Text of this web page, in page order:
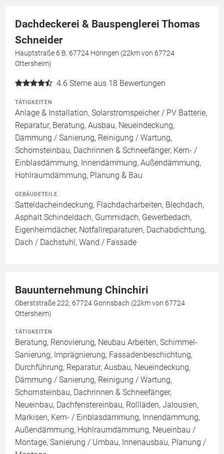
Dachdeckerei & Bauspenglerei Thomas
Schneider
Hauptstraße 6 B, 67724 Höringen (22km von 67724
Ottersheim)
4.6 Sterne aus 18 Bewertungen
TÄTIGKEITEN
Anlage & Installation, Solarstromspeicher / PV Batterie,
Reparatur, Beratung, Ausbau, Neueindeckung,
Dämmung / Sanierung, Reinigung / Wartung,
Schornsteinbau, Dachrinnen & Schneefänger, Kern- /
Einblasdämmung, Innendämmung, Außendämmung,
Hohlraumdämmung, Planung & Bau
GEBÄUDETEILE
Satteldacheindeckung, Flachdacharbeiten, Blechdach,
Asphalt Schindeldach, Gummidach, Gewerbedach,
Eigenheimdächer, Notfallreparaturen, Dachabdichtung,
Dach / Dachstuhl, Wand / Fassade
Bauunternehmung Chinchiri
Oberststraße 222, 67724 Gonnsbach (22km von 67724
Ottersheim)
TÄTIGKEITEN
Beratung, Renovierung, Neubau Arbeiten, Schimmel-
Sanierung, Imprägnierung, Fassadenbeschichtung,
Durchführung, Reparatur, Ausbau, Neueindeckung,
Dämmung / Sanierung, Reinigung / Wartung,
Schornsteinbau, Dachrinnen & Schneefänger,
Neueinbau, Dachfenstereinbau, Rollläden, Jalousien,
Markisen, Kern- / Einblasdämmung, Innendämmung,
Außendämmung, Hohlraumdämmung, Neueinbau /
Montage, Sanierung / Umbau, Innenausbau, Planung /